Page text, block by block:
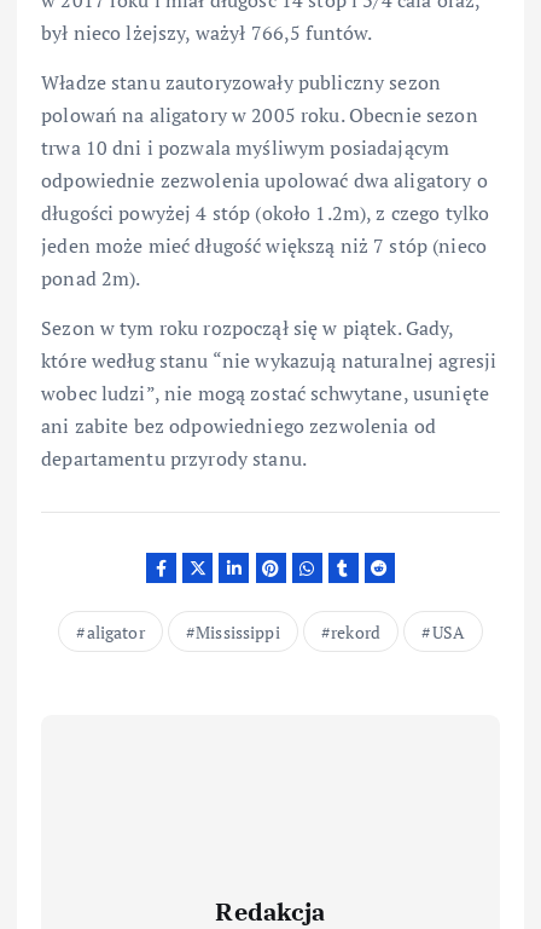
był nieco lżejszy, ważył 766,5 funtów.
Władze stanu zautoryzowały publiczny sezon
polowań na aligatory w 2005 roku. Obecnie sezon
trwa 10 dni i pozwala myśliwym posiadającym
odpowiednie zezwolenia upolować dwa aligatory o
długości powyżej 4 stóp (około 1.2m), z czego tylko
jeden może mieć długość większą niż 7 stóp (nieco
ponad 2m).
Sezon w tym roku rozpoczął się w piątek. Gady,
które według stanu “nie wykazują naturalnej agresji
wobec ludzi”, nie mogą zostać schwytane, usunięte
ani zabite bez odpowiedniego zezwolenia od
departamentu przyrody stanu.
aligator Mississippi rekord USA
Redakcja